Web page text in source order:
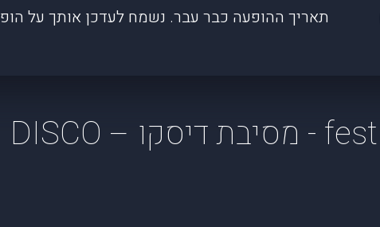
תאריך ההופעה כבר עבר. נשמח לעדכן אותך על
פילהרמונית fest - מסיבת דיסקו – DISCO